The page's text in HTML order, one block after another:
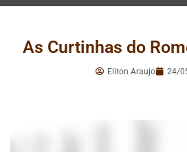
As Curtinhas do
Eliton Araujo 24/